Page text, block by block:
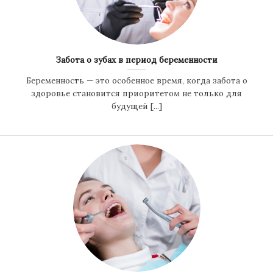
Забота о зубах в период беременности
Беременность — это особенное время, когда забота о
здоровье становится приоритетом не только для
будущей [...]